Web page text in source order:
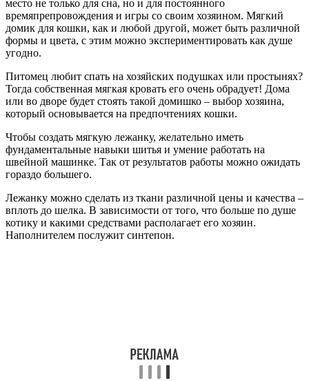
место не только для сна, но и для постоянного
времяпрепровождения и игры со своим хозяином. Мягкий
домик для кошки, как и любой другой, может быть различной
формы и цвета, с этим можно экспериментировать как душе
угодно.
Питомец любит спать на хозяйских подушках или простынях?
Тогда собственная мягкая кровать его очень обрадует! Дома
или во дворе будет стоять такой домишко – выбор хозяина,
который основывается на предпочтениях кошки.
Чтобы создать мягкую лежанку, желательно иметь
фундаментальные навыки шитья и умение работать на
швейной машинке. Так от результатов работы можно ожидать
гораздо большего.
Лежанку можно сделать из ткани различной цены и качества –
вплоть до шелка. В зависимости от того, что больше по душе
котику и какими средствами располагает его хозяин.
Наполнителем послужит синтепон.